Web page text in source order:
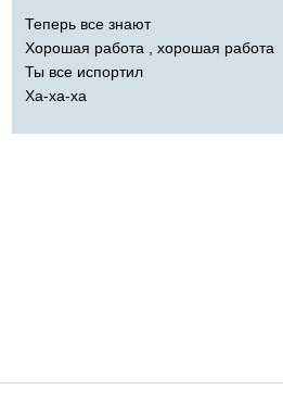
Теперь все знают
Хорошая работа , хорошая работа
Ты все испортил
Ха-ха-ха